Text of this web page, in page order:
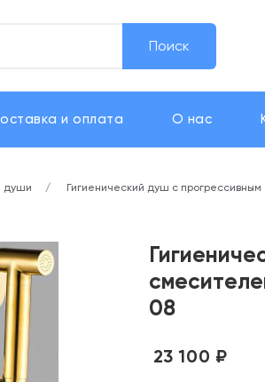
Поиск
и оплата О нас
души Гигиенический душ с
08
23 100 ₽